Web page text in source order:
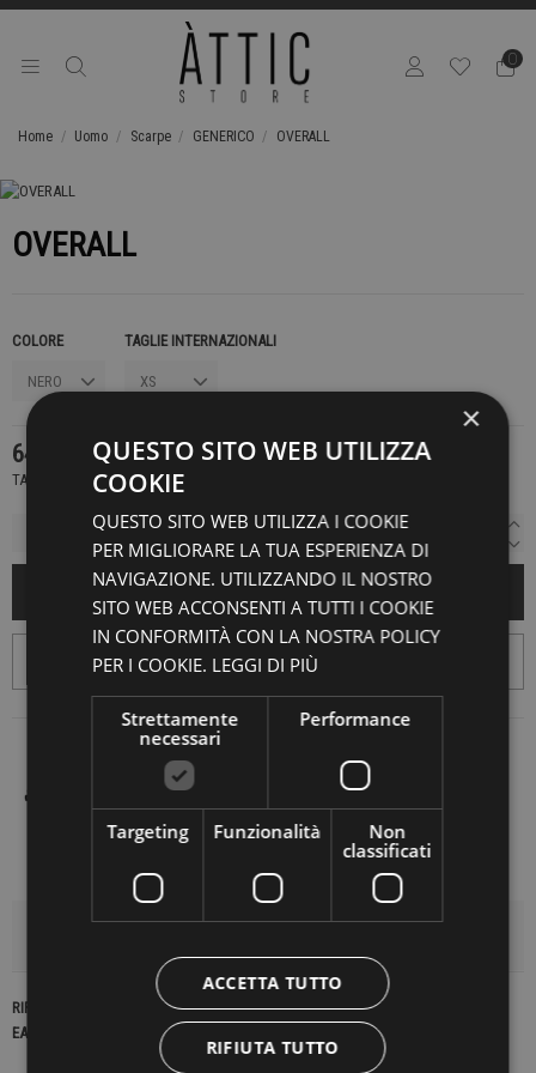
0
Home Uomo Scarpe GENERICO OVERALL
OVERALL
COLORE TAGLIE INTERNAZIONALI
649,00 €
TASSE INCLUSE
RIFERIMENTO
EAN13
×
QUESTO SITO WEB UTILIZZA
COOKIE
QUESTO SITO WEB UTILIZZA I COOKIE
PER MIGLIORARE LA TUA ESPERIENZA DI
NAVIGAZIONE. UTILIZZANDO IL NOSTRO
SITO WEB ACCONSENTI A TUTTI I COOKIE
IN CONFORMITÀ CON LA NOSTRA POLICY
PER I COOKIE. LEGGI DI PIÙ
Strettamente
necessari
Performance
Targeting Funzionalità
Non
classificati
ACCETTA TUTTO
RIFIUTA TUTTO